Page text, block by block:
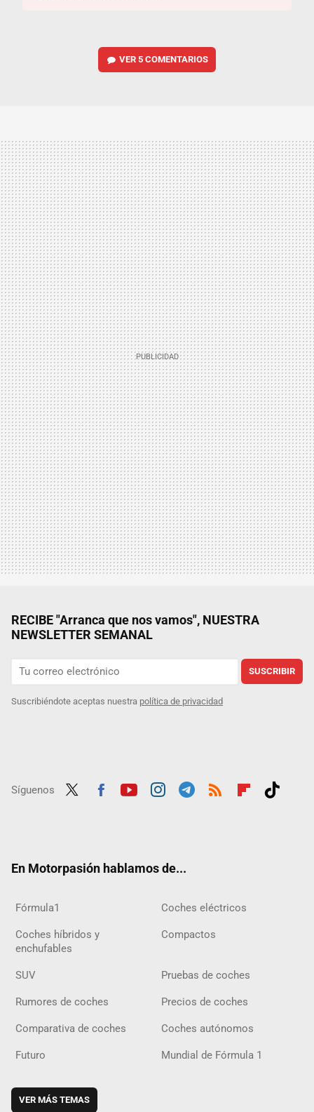
VER5 COMENTARIOS
RECIBE "Arranca que nos vamos", NUESTRA
NEWSLETTER SEMANAL
SUSCRIBIR
Suscribiéndote aceptas nuestra política de privacidad
Síguenos
En Motorpasión hablamos de...
Fórmula1 Coches eléctricos
Coches híbridos y
enchufables
Compactos
SUV Pruebas de coches
Rumores de coches Precios de coches
Comparativa de coches Coches autónomos
Futuro Mundial de Fórmula 1
VER MÁS TEMAS